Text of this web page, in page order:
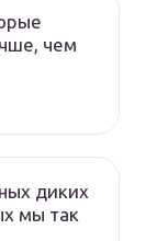
чем
диких
мы так